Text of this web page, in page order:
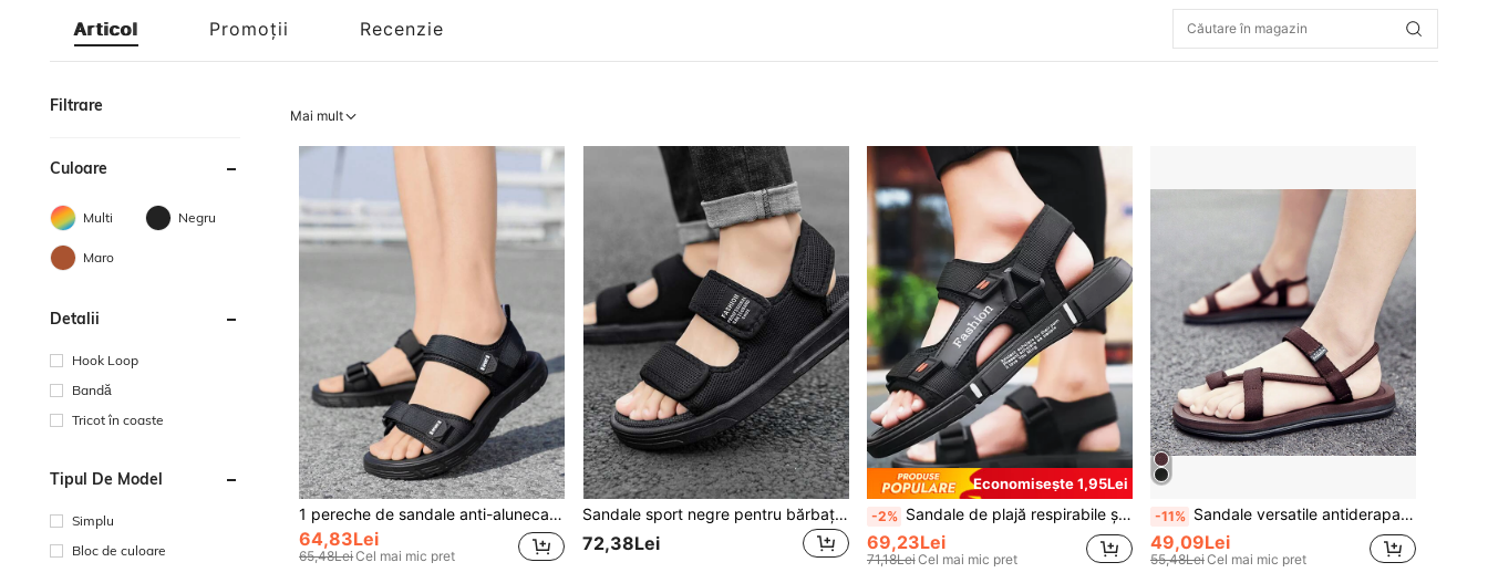
Articol Promoții Recenzie
Filtrare
Culoare
Multi Negru
Maro
Detalii
Hook Loop
Bandă
Tricot în coaste
Tipul De Model
Simplu
Bloc de culoare
Mai mult
1 pereche de sandale anti-alunecare și durabile pentru bărbați, pantofi de șofat la modă respirabili, pantofi de plajă de vară
64,83Lei
65,48LeiCel mai mic pret
Sandale sport negre pentru bărbați, de primăvară până vară, cu bareta la gleznă
72,38Lei
Economisește 1,95Lei
-2% Sandale de plajă respirabile și antiderapante pentru bărbați, de primăvară până în vară
69,23Lei
71,18LeiCel mai mic pret
-11% Sandale versatile antiderapante pentru bărbați, pantofi de plajă la modă pentru vară
49,09Lei
55,48LeiCel mai mic pret